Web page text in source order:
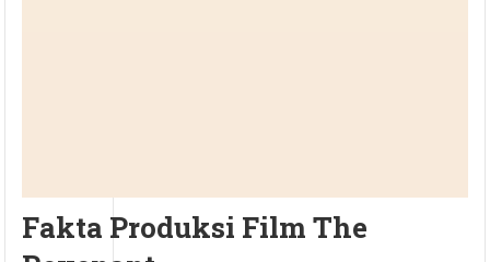
Fakta Produksi Film The